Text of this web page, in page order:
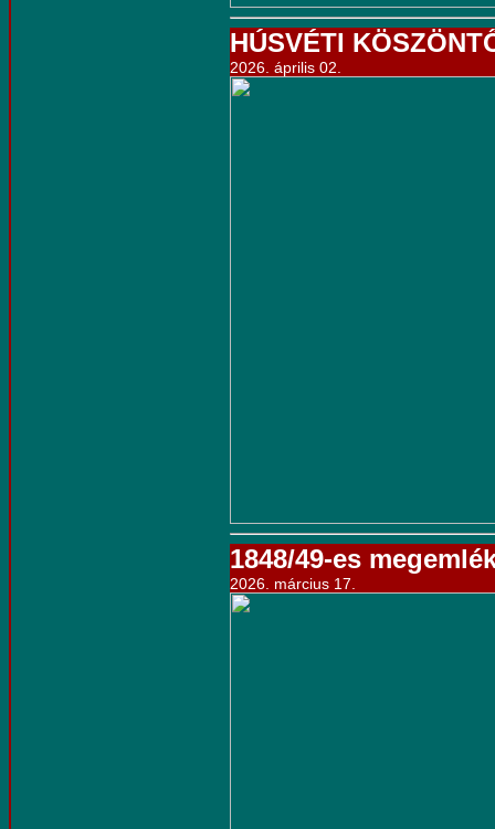
HÚSVÉTI
2026. április 02.
1848/49-es
2026. március 17.